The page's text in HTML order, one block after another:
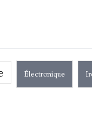
Électronique